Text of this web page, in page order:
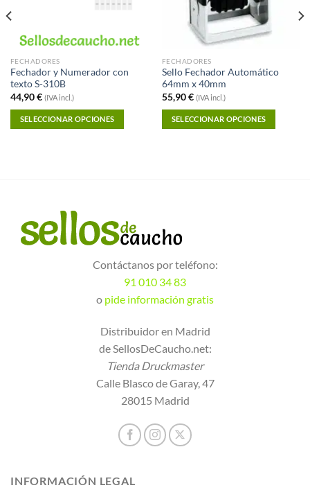
FECHADORES
Fechador y Numerador con
texto S-310B
44,90€ (IVA incl.)
SELECCIONAR OPCIONES
FECHADORES
Sello Fechador Automático
64mm x 40mm
55,90€ (IVA incl.)
SELECCIONAR OPCIONES
Contáctanos por teléfono:
91 010 34 83
o pide información gratis
Distribuidor en Madrid
de SellosDeCaucho.net:
Tienda Druckmaster
Calle Blasco de Garay, 47
28015 Madrid
INFORMACIÓN LEGAL